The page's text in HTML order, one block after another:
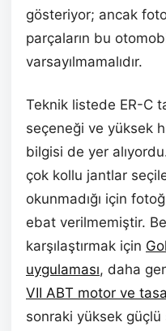
gösteriyor; ancak
parçaların bu
varsayılmamalıdır.
Teknik listede ER-C
seçeneği ve yüksek
bilgisi de yer
çok kollu jantlar
okunmadığı için
ebat verilmemiştir.
karşılaştırmak için
uygulaması, daha
VII ABT motor ve
sonraki yüksek güçlü